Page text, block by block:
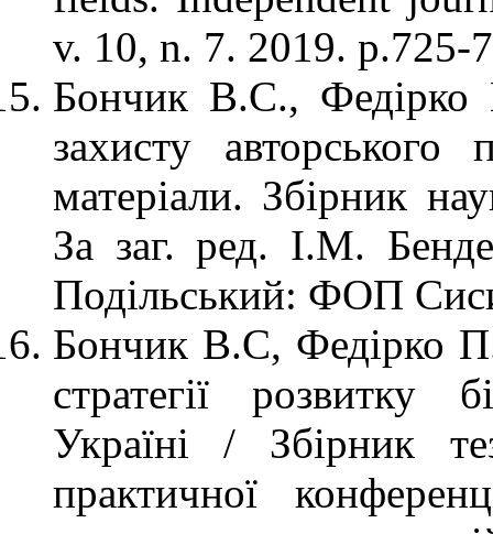
v. 10, n. 7. 2019. p.725-
Бончик В.С.,
захисту авторського
матеріали. Збірник
За заг. ред. І.М.
Подільський: ФОП
Бончик В.С, Федірко
стратегії розвитку
Україні / Збірник
практичної